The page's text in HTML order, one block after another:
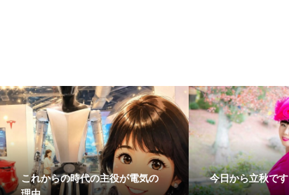
これからの時代の主役が電気の
今日から立秋です